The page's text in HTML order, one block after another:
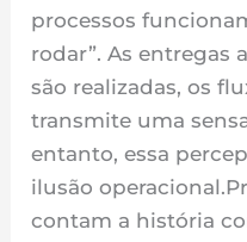
processos
rodar”. As entregas
são realizadas, os
transmite uma
entanto, essa
ilusão
contam a história